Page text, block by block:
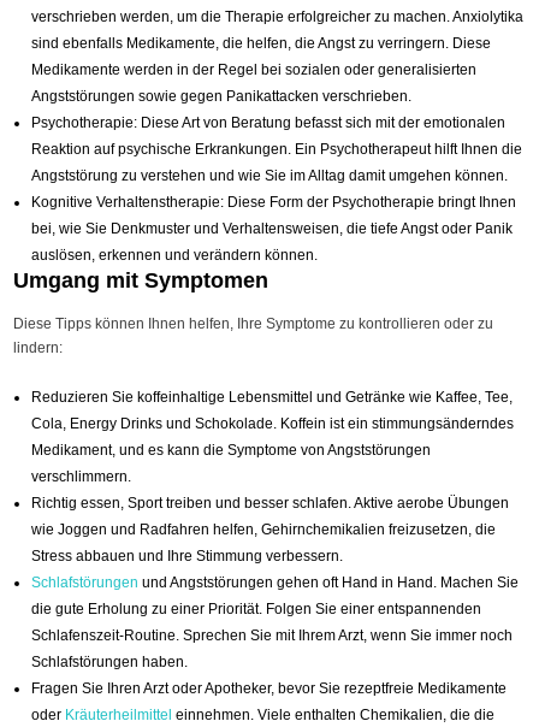
verschrieben werden, um die Therapie erfolgreicher zu machen. Anxiolytika
sind ebenfalls Medikamente, die helfen, die Angst zu verringern. Diese
Medikamente werden in der Regel bei sozialen oder generalisierten
Angststörungen sowie gegen Panikattacken verschrieben.
Psychotherapie: Diese Art von Beratung befasst sich mit der emotionalen
Reaktion auf psychische Erkrankungen. Ein Psychotherapeut hilft Ihnen die
Angststörung zu verstehen und wie Sie im Alltag damit umgehen können.
Kognitive Verhaltenstherapie: Diese Form der Psychotherapie bringt Ihnen
bei, wie Sie Denkmuster und Verhaltensweisen, die tiefe Angst oder Panik
auslösen, erkennen und verändern können.
Umgang mit Symptomen
Diese Tipps können Ihnen helfen, Ihre Symptome zu kontrollieren oder zu
lindern:
Reduzieren Sie koffeinhaltige Lebensmittel und Getränke wie Kaffee, Tee,
Cola, Energy Drinks und Schokolade. Koffein ist ein stimmungsänderndes
Medikament, und es kann die Symptome von Angststörungen
verschlimmern.
Richtig essen, Sport treiben und besser schlafen. Aktive aerobe Übungen
wie Joggen und Radfahren helfen, Gehirnchemikalien freizusetzen, die
Stress abbauen und Ihre Stimmung verbessern.
Schlafstörungen und Angststörungen gehen oft Hand in Hand. Machen Sie
die gute Erholung zu einer Priorität. Folgen Sie einer entspannenden
Schlafenszeit-Routine. Sprechen Sie mit Ihrem Arzt, wenn Sie immer noch
Schlafstörungen haben.
Fragen Sie Ihren Arzt oder Apotheker, bevor Sie rezeptfreie Medikamente
oder Kräuterheilmittel einnehmen. Viele enthalten Chemikalien, die die